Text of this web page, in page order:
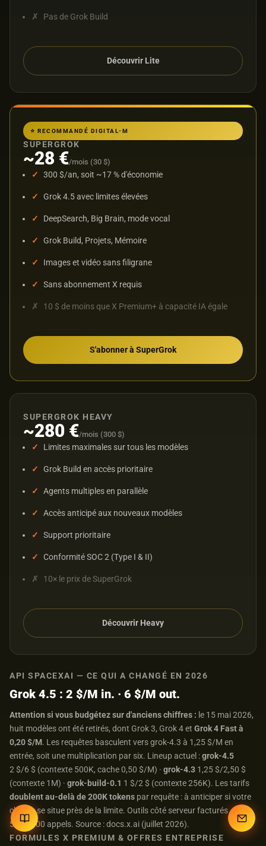
Pas de Grok Build
Découvrir Lite
⭐ RECOMMANDÉ DIGITAL-M
SUPERGROK
~28 €/mois (30 $)
300 $/an, soit ~17 % d'économie
Grok 4.5 avec limites élevées
DeepSearch, Big Brain, mode vocal
Grok Build, Projets, Mémoire
Images et vidéo sans filigrane
Sans abonnement X requis
10 $ de moins que X Premium+ à capacité IA égale
S'abonner à SuperGrok
SUPERGROK HEAVY
~280 €/mois (300 $)
Limites maximales sur tous les modèles
Grok Build en accès prioritaire
Agents multiples en parallèle
Accès anticipé aux nouveaux modèles
Support prioritaire
Conformité SOC 2 (Type I & II)
10× le prix de SuperGrok
Découvrir Heavy
API SPACEXAI — CE QUI A CHANGÉ EN 2026
Grok 4.5 : 2 $/M in. · 6 $/M out.
Attention si vous budgétez sur d'anciens chiffres : le 15 mai 2026,
huit modèles ont été retirés, dont Grok 3, Grok 4 et Grok 4 Fast à
0,20 $/M. Les requêtes basculent vers grok-4.3 à 1,25 $/M en
entrée, soit une multiplication par six. Lineup actuel :grok-4.5
2 $/6 $ (contexte 500K, cache 0,50 $/M) · grok-4.3 1,25 $/2,50 $
(contexte 1M) · grok-build-0.1 1 $/2 $ (contexte 256K). Les tarifs
doublent au-delà de 200K tokens par requête : à anticiper si votre
charge se situe près de la limite. Outils côté serveur facturés
5 $/1 000 appels. Source : docs.x.ai (juillet 2026).
FORMULES X PREMIUM & OFFRES ENTREPRISE